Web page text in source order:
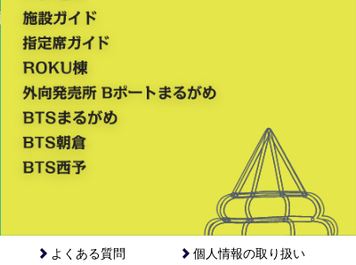
よくある質問
個人情報の取り扱い